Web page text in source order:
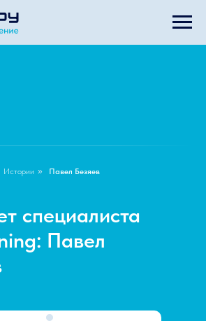
Истории » Павел Безяев
специалиста
Павел